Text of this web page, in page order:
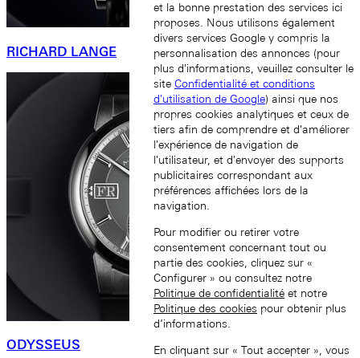
RICHARD LANGE
ODYSSEUS
et la bonne prestation des services ici
proposes. Nous utilisons également
divers services Google y compris la
personnalisation des annonces (pour
plus d'informations, veuillez consulter le
site Confidentialité et conditions
d'utilisation de Google) ainsi que nos
propres cookies analytiques et ceux de
tiers afin de comprendre et d'améliorer
l'expérience de navigation de
l'utilisateur, et d'envoyer des supports
publicitaires correspondant aux
préférences affichées lors de la
navigation.
Pour modifier ou retirer votre
consentement concernant tout ou
partie des cookies, cliquez sur «
Configurer » ou consultez notre
Politique de confidentialité et notre
Politique des cookies pour obtenir plus
d’informations.
En cliquant sur « Tout accepter », vous